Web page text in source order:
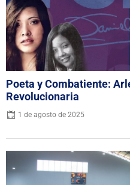
Poeta y Combatiente:
Revolucionaria
1 de agosto de 2025